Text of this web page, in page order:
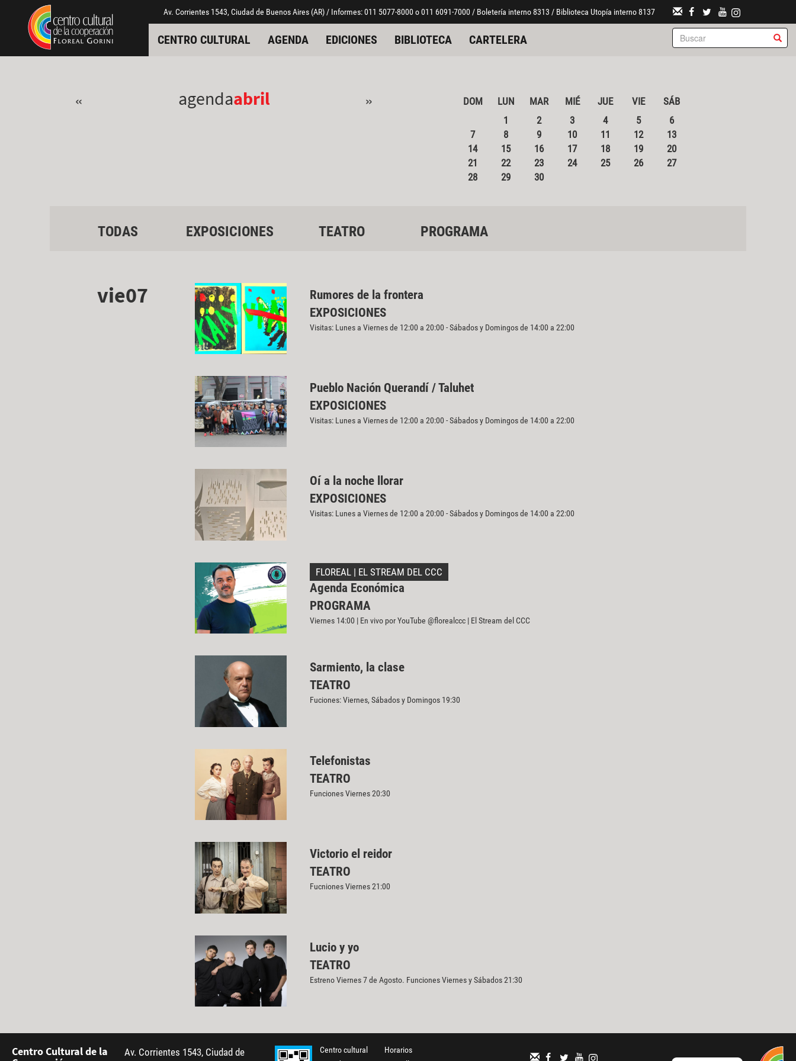
Pasar al contenido principal
Jump to main content Av. Corrientes 1543, Ciudad de Buenos Aires (AR) / Informes: 011 5077-8000 o 011 6091-7000 / Boletería interno 8313 / Biblioteca Utopía interno 8137
CENTRO CULTURAL AGENDA EDICIONES BIBLIOTECA CARTELERA
« agendaabril » DOM LUN MAR MIÉ JUE VIE
SÁB
1
2 3 4 5
6
7
8 9 10 11 12
13
14
15 16 17 18 19
20
21
22 23 24 25 26
27
28
29 30
TODAS EXPOSICIONES TEATRO PROGRAMA
vie07
Rumores de la frontera
EXPOSICIONES
Visitas: Lunes a Viernes de 12:00 a 20:00 - Sábados y Domingos de 14:00 a 22:00
Pueblo Nación Querandí / Taluhet
EXPOSICIONES
Visitas: Lunes a Viernes de 12:00 a 20:00 - Sábados y Domingos de 14:00 a 22:00
Oí a la noche llorar
EXPOSICIONES
Visitas: Lunes a Viernes de 12:00 a 20:00 - Sábados y Domingos de 14:00 a 22:00
FLOREAL | EL STREAM DEL CCC
Agenda Económica
PROGRAMA
Viernes 14:00 | En vivo por YouTube @florealccc | El Stream del CCC
Sarmiento, la clase
TEATRO
Fuciones: Viernes, Sábados y Domingos 19:30
Telefonistas
TEATRO
Funciones Viernes 20:30
Victorio el reidor
TEATRO
Fucniones Viernes 21:00
Lucio y yo
TEATRO
Estreno Viernes 7 de Agosto. Funciones Viernes y Sábados 21:30
Centro Cultural de la
Av. Corrientes 1543, Ciudad de
Centro cultural
Horarios